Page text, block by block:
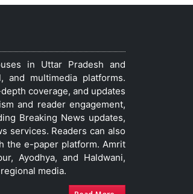
in Uttar Pradesh and
multimedia platforms.
coverage, and updates
and reader engagement,
Breaking News updates,
services. Readers can also
the e-paper platform. Amrit
Ayodhya, and Haldwani,
media.